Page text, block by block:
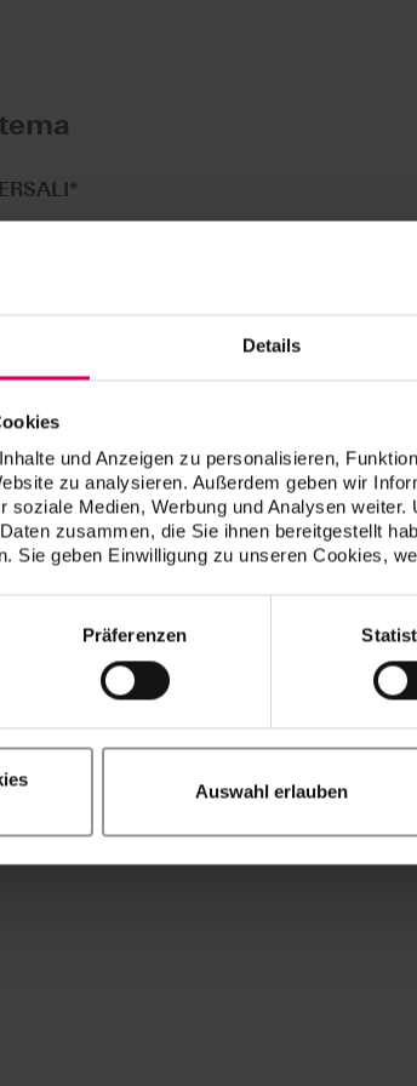
Details
und Anzeigen zu personalisieren,
zu analysieren. Außerdem geben wir
soziale Medien, Werbung und Analysen
zusammen, die Sie ihnen bereitgestellt
Sie geben Einwilligung zu unseren Cookies,
Präferenzen
Auswahl erlauben
*
DISC universale (Ø 98,4 mm) per i sistemi
Mori AG)
(vhf camfacture AG)
5X/Ceramill Motion 2 (AmannGirrbach
YZ DISC possono essere fresati con
con un diametro di 98,4 mm (incl.
geometrie/colori dei materiali VITA CAD/
CAM. I presupposti hard- e software
98,4 mm